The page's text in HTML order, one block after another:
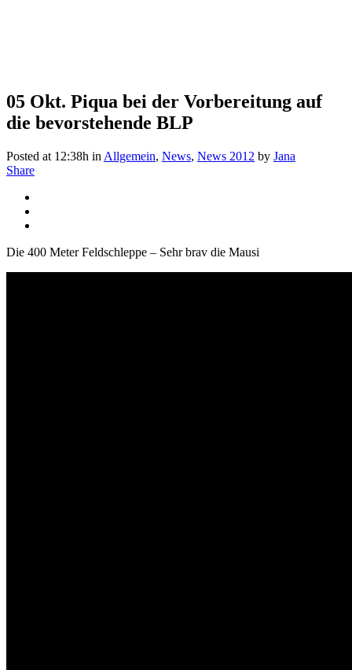
05 Okt. Piqua bei der Vorbereitung auf
die bevorstehende BLP
Posted at 12:38h in Allgemein, News, News 2012 by Jana
Share
Die 400 Meter Feldschleppe – Sehr brav die Mausi